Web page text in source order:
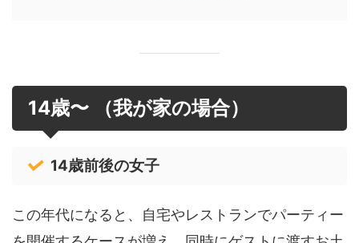
14歳〜 （我が家の場合）
14歳前後の女子
この年代になると、自宅やレストランでパーティー